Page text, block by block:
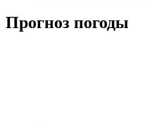
Прогноз погоды